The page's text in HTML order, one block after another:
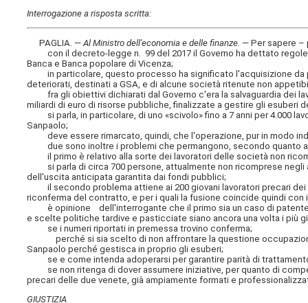
Interrogazione a risposta scritta:
PAGLIA. —Al Ministro dell'economia e delle finanze . — Per sapere
con il decreto-legge n. 99 del 2017 il Governo ha dettato regole
Banca e Banca popolare di Vicenza;
in particolare, questo processo ha significato l'acquisizione da
deteriorati, destinati a GSA, e di alcune società ritenute non
fra gli obiettivi dichiarati dal Governo c'era la salvaguardia dei
miliardi di euro di risorse pubbliche, finalizzate a gestire gli esuberi
si parla, in particolare, di uno «scivolo» fino a 7 anni per 4.000
Sanpaolo;
deve essere rimarcato, quindi, che l'operazione, pur in modo
due sono inoltre i problemi che permangono, secondo quanto
il primo è relativo alla sorte dei lavoratori delle società non
si parla di circa 700 persone, attualmente non ricomprese negli
dell'uscita anticipata garantita dai fondi pubblici;
il secondo problema attiene ai 200 giovani lavoratori precari dei
riconferma del contratto, e per i quali la fusione coincide quindi con
è opinione dell'interrogante che il primo sia un caso di patente
e scelte politiche tardive e pasticciate siano ancora una volta i più
se i numeri riportati in premessa trovino conferma;
perché si sia scelto di non affrontare la questione
Sanpaolo perché gestisca in proprio gli esuberi;
se e come intenda adoperarsi per garantire parità di
se non ritenga di dover assumere iniziative, per quanto di
precari delle due venete, già ampiamente formati e
GIUSTIZIA